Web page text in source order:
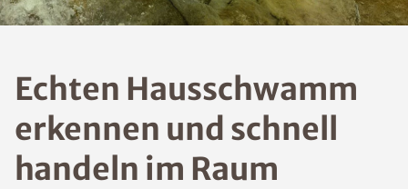
Echten Hausschwamm
erkennen und schnell
handeln im Raum